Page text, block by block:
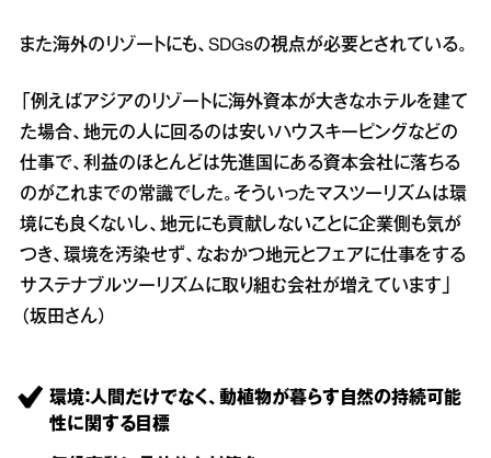
また海外のリゾートにも、SDGsの視点が必要とされている。
「例えばアジアのリゾートに海外資本が大きなホテルを建て
た場合、地元の人に回るのは安いハウスキーピングなどの
仕事で、利益のほとんどは先進国にある資本会社に落ちる
のがこれまでの常識でした。そういったマスツーリズムは環
境にも良くないし、地元にも貢献しないことに企業側も気が
つき、環境を汚染せず、なおかつ地元とフェアに仕事をする
サステナブルツーリズムに取り組む会社が増えています」
（坂田さん）
環境：人間だけでなく、動植物が暮らす自然の持続可能
性に関する目標